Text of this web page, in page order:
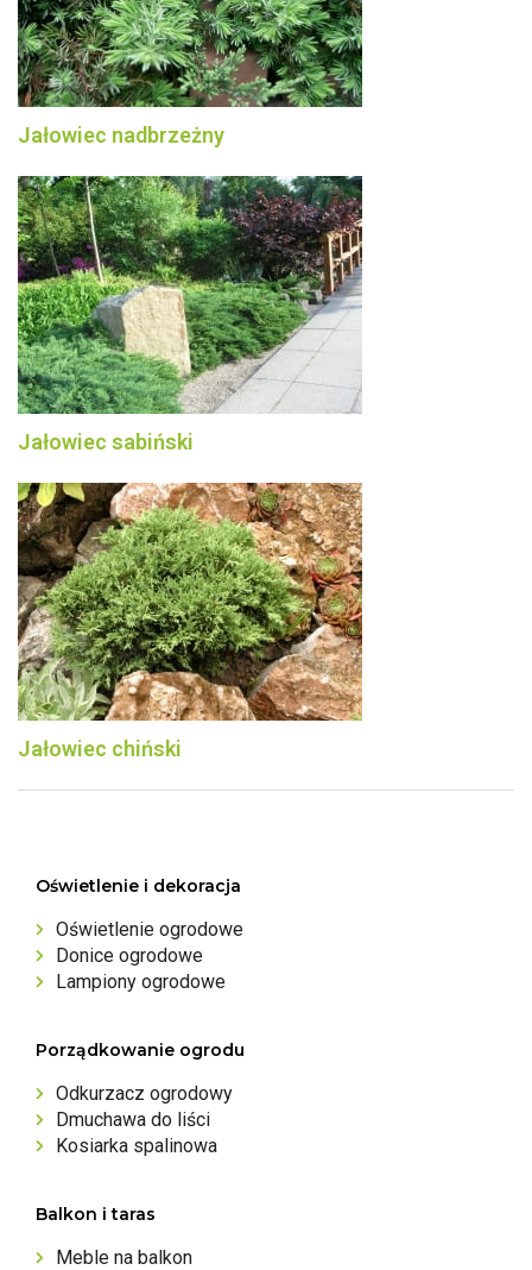
Jałowiec nadbrzeżny
Jałowiec sabiński
Jałowiec chiński
Oświetlenie i dekoracja
Oświetlenie ogrodowe
Donice ogrodowe
Lampiony ogrodowe
Porządkowanie ogrodu
Odkurzacz ogrodowy
Dmuchawa do liści
Kosiarka spalinowa
Balkon i taras
Meble na balkon